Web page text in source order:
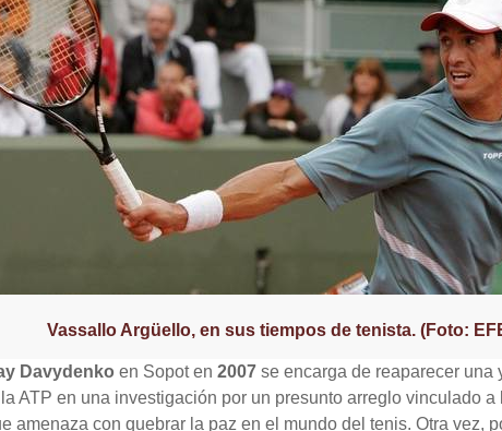
Vassallo Argüello, en sus tiempos de tenista. (Foto:
Davydenko en Sopot en2007 se encarga de reaparecer una
ATP en una investigación por un presunto arreglo vinculado
amenaza con quebrar la paz en el mundo del tenis. Otra vez,